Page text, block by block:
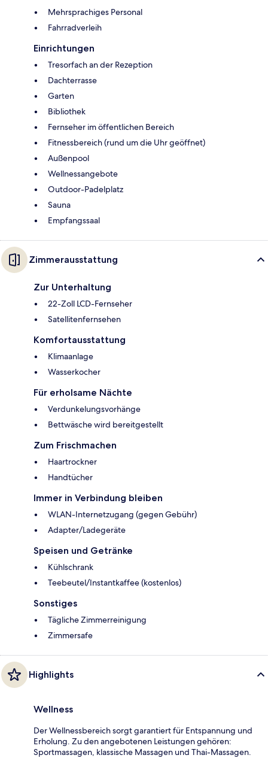
Mehrsprachiges Personal
Fahrradverleih
Einrichtungen
Tresorfach an der Rezeption
Dachterrasse
Garten
Bibliothek
Fernseher im öffentlichen Bereich
Fitnessbereich (rund um die Uhr geöffnet)
Außenpool
Wellnessangebote
Outdoor-Padelplatz
Sauna
Empfangssaal
Zimmerausstattung
Zur Unterhaltung
22-Zoll LCD-Fernseher
Satellitenfernsehen
Komfortausstattung
Klimaanlage
Wasserkocher
Für erholsame Nächte
Verdunkelungsvorhänge
Bettwäsche wird bereitgestellt
Zum Frischmachen
Haartrockner
Handtücher
Immer in Verbindung bleiben
WLAN-Internetzugang (gegen Gebühr)
Adapter/Ladegeräte
Speisen und Getränke
Kühlschrank
Teebeutel/Instantkaffee (kostenlos)
Sonstiges
Tägliche Zimmerreinigung
Zimmersafe
Highlights
Wellness
Der Wellnessbereich sorgt garantiert für Entspannung und
Erholung. Zu den angebotenen Leistungen gehören:
Sportmassagen, klassische Massagen und Thai-Massagen.